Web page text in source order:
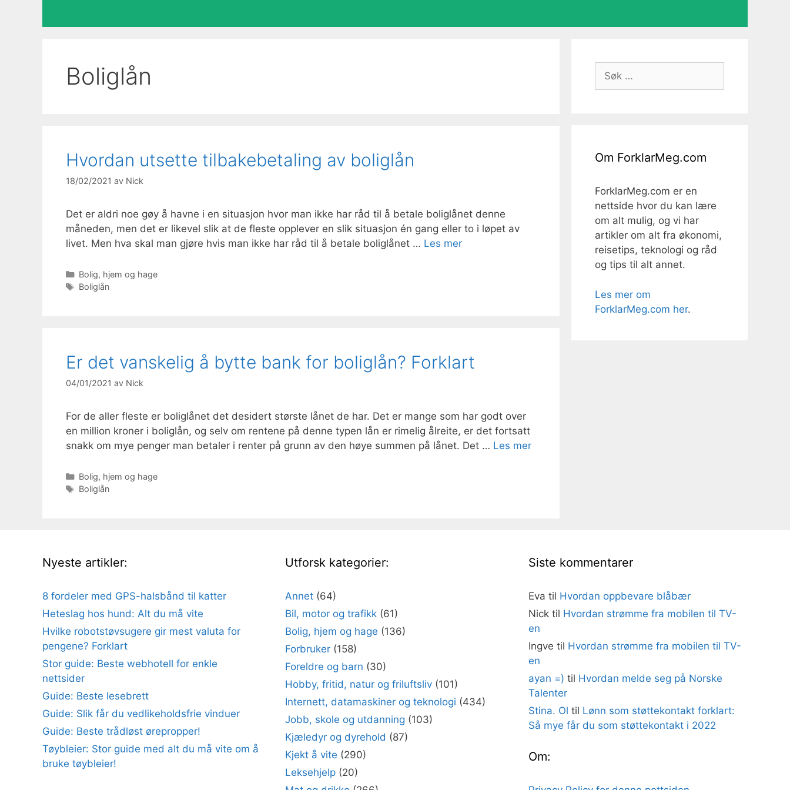
Boliglån
Hvordan utsette tilbakebetaling av boliglån
18/02/2021 av Nick
Det er aldri noe gøy å havne i en situasjon hvor man ikke har råd til å betale boliglånet denne
måneden, men det er likevel slik at de fleste opplever en slik situasjon én gang eller to i løpet av
livet. Men hva skal man gjøre hvis man ikke har råd til å betale boliglånet … Les mer
Kategorier
Bolig, hjem og hage
Stikkord
Boliglån
Er det vanskelig å bytte bank for boliglån? Forklart
04/01/2021 av Nick
For de aller fleste er boliglånet det desidert største lånet de har. Det er mange som har godt over
en million kroner i boliglån, og selv om rentene på denne typen lån er rimelig ålreite, er det fortsatt
snakk om mye penger man betaler i renter på grunn av den høye summen på lånet. Det … Les mer
Kategorier
Bolig, hjem og hage
Stikkord
Boliglån
Søk
etter:
Om ForklarMeg.com
ForklarMeg.com er en
nettside hvor du kan lære
om alt mulig, og vi har
artikler om alt fra økonomi,
reisetips, teknologi og råd
og tips til alt annet.
Les mer om
ForklarMeg.com her.
Nyeste artikler:
8 fordeler med GPS-halsbånd til katter
Heteslag hos hund: Alt du må vite
Hvilke robotstøvsugere gir mest valuta for
pengene? Forklart
Stor guide: Beste webhotell for enkle
nettsider
Guide: Beste lesebrett
Guide: Slik får du vedlikeholdsfrie vinduer
Guide: Beste trådløst ørepropper!
Tøybleier: Stor guide med alt du må vite om å
bruke tøybleier!
Utforsk kategorier:
Annet (64)
Bil, motor og trafikk (61)
Bolig, hjem og hage (136)
Forbruker (158)
Foreldre og barn (30)
Hobby, fritid, natur og friluftsliv (101)
Internett, datamaskiner og teknologi (434)
Jobb, skole og utdanning (103)
Kjæledyr og dyrehold (87)
Kjekt å vite (290)
Leksehjelp (20)
Siste kommentarer
Eva til Hvordan oppbevare blåbær
Nicktil Hvordan strømme fra mobilen til TV-
en
Ingve til Hvordan strømme fra mobilen til TV-
en
ayan =) til Hvordan melde seg på Norske
Talenter
Stina. Ol til Lønn som støttekontakt forklart:
Så mye får du som støttekontakt i 2022
Om: